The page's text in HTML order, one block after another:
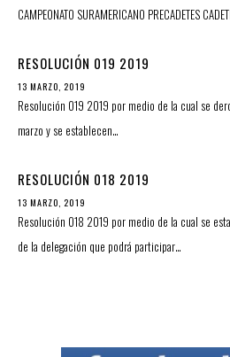
CAMPEONATO SURAMERICANO PRECADETES
RESOLUCIÓN 019 2019
13 MARZO, 2019
Resolución 019 2019 por medio de la cual se
marzo y se establecen…
RESOLUCIÓN 018 2019
13 MARZO, 2019
Resolución 018 2019 por medio de la cual se
de la delegación que podrá participar…